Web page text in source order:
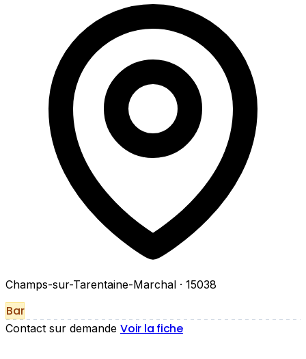
Champs-sur-Tarentaine-Marchal · 15038
Bar
Contact sur demande Voir la fiche